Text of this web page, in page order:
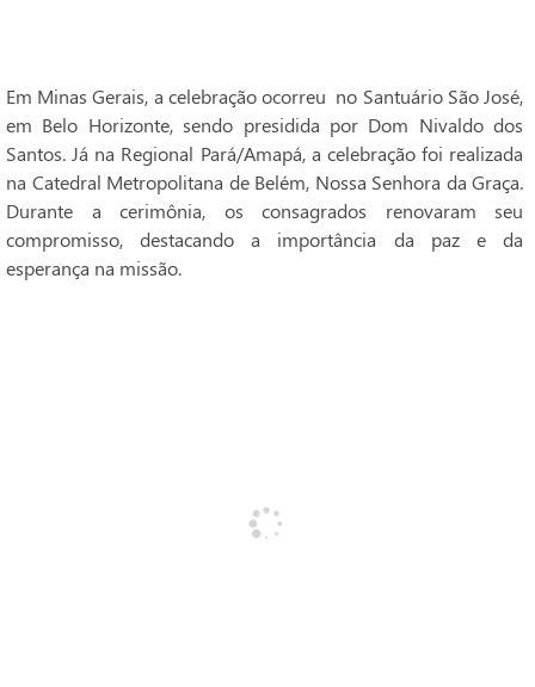
Em Minas Gerais, a celebração ocorreu no Santuário São José,
em Belo Horizonte, sendo presidida por Dom Nivaldo dos
Santos. Já na Regional Pará/Amapá, a celebração foi realizada
na Catedral Metropolitana de Belém, Nossa Senhora da Graça.
Durante a cerimônia, os consagrados renovaram seu
compromisso, destacando a importância da paz e da
esperança na missão.